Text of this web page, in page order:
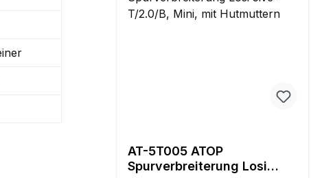
gegen die TopTuning
beachten: Die Adapter passen
nur in Kombination mit den
AT-5T005 ATOP
Spurverbreiterung Losi